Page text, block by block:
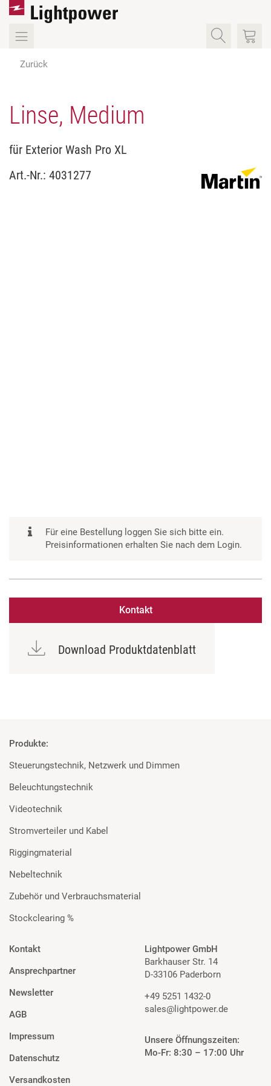
Zurück
Linse, Medium
für Exterior Wash Pro XL
Art.-Nr.: 4031277
Für eine Bestellung loggen Sie sich bitte ein.
Preisinformationen erhalten Sie nach dem Login.
Kontakt
Download Produktdatenblatt
Produkte:
Steuerungstechnik, Netzwerk und Dimmen
Beleuchtungstechnik
Videotechnik
Stromverteiler und Kabel
Riggingmaterial
Nebeltechnik
Zubehör und Verbrauchsmaterial
Stockclearing %
Kontakt
Ansprechpartner
Newsletter
AGB
Impressum
Datenschutz
Versandkosten
Lightpower GmbH
Barkhauser Str. 14
D-33106 Paderborn
+49 5251 1432-0
sales@lightpower.de
Unsere Öffnungszeiten:
Mo-Fr: 8:30 – 17:00 Uhr